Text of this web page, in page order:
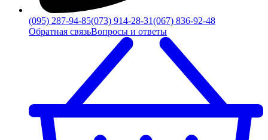
(095) 287-94-85(073) 914-28-31(067) 836-92-48
Обратная связьВопросы и ответы